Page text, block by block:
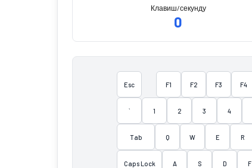
Клавиш/секунду
0
Esc F1 F2 F3 F4
` 1 2 3 4
Tab Q W E R
Caps Lock A S D F